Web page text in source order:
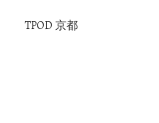
TPOD 京都